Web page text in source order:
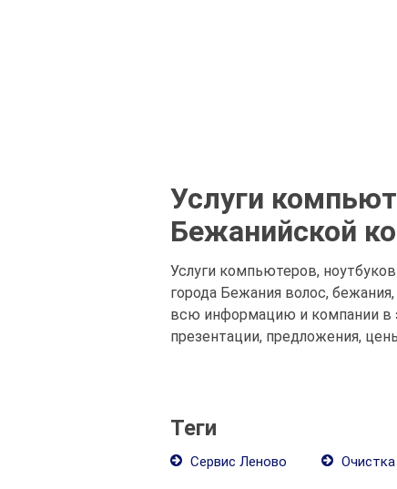
Услуги
Бежанийской
Услуги компьютеров,
города Бежания волос,
всю информацию и компании в
презентации, предложения,
Теги
Сервис Леново